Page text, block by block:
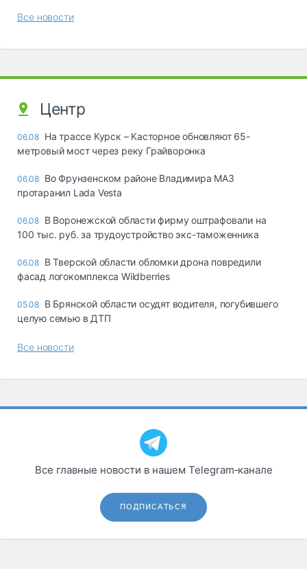
Все новости
Центр
06.08 На трассе Курск – Касторное обновляют 65-
метровый мост через реку Грайворонка
06.08 Во Фрунзенском районе Владимира МАЗ
протаранил Lada Vesta
06.08 В Воронежской области фирму оштрафовали на
100 тыс. руб. за трудоустройство экс-таможенника
06.08 В Тверской области обломки дрона повредили
фасад логокомплекса Wildberries
05.08 В Брянской области осудят водителя, погубившего
целую семью в ДТП
Все новости
Все главные новости в нашем Telegram‑канале
ПОДПИСАТЬСЯ